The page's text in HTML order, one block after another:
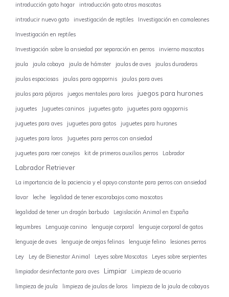
introducción gato hogar introducción gato otras mascotas
introducir nuevo gato investigación de reptiles Investigación en camaleones
Investigación en reptiles
Investigación sobre la ansiedad por separación en perros invierno mascotas
jaula jaula cobaya jaula de hámster jaulas de aves jaulas duraderas
jaulas espaciosas jaulas para agapornis jaulas para aves
jaulas para pájaros juegos mentales para loros juegos para hurones
juguetes Juguetes caninos juguetes gato juguetes para agapornis
juguetes para aves juguetes para gatos juguetes para hurones
juguetes para loros Juguetes para perros con ansiedad
juguetes para roer conejos kit de primeros auxilios perros Labrador
Labrador Retriever
La importancia de la paciencia y el apoyo constante para perros con ansiedad
lavar leche legalidad de tener escarabajos como mascotas
legalidad de tener un dragón barbudo Legislación Animal en España
legumbres Lenguaje canino lenguaje corporal lenguaje corporal de gatos
lenguaje de aves lenguaje de orejas felinas lenguaje felino lesiones perros
Ley Ley de Bienestar Animal Leyes sobre Mascotas Leyes sobre serpientes
limpiador desinfectante para aves Limpiar Limpieza de acuario
limpieza de jaula limpieza de jaulas de loros limpieza de la jaula de cobayas